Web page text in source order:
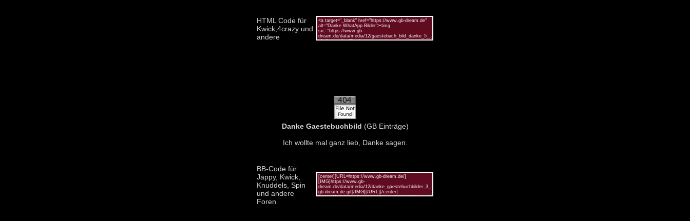
HTML Code für
Kwick,4crazy und
andere
Danke Gaestebuchbild (GB Einträge)
Ich wollte mal ganz lieb, Danke sagen.
BB-Code für
Jappy, Kwick,
Knuddels, Spin
und andere
Foren